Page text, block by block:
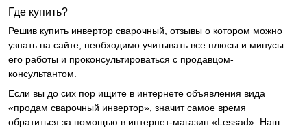
Где купить?
Решив купить инвертор сварочный, отзывы о котором можно
узнать на сайте, необходимо учитывать все плюсы и минусы
его работы и проконсультироваться с продавцом-
консультантом.
Если вы до сих пор ищите в интернете объявления вида
«продам сварочный инвертор», значит самое время
обратиться за помощью в интернет-магазин «Lessad». Наш